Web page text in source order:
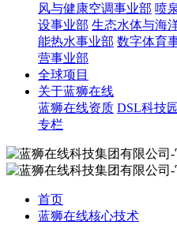
风与健康空调事业部 喷
设事业部 生态水体与海
能热水事业部 数字体育
营事业部
全球项目
关于蓝狮在线
蓝狮在线资质 DSL科技园
专栏
首页
蓝狮在线核心技术